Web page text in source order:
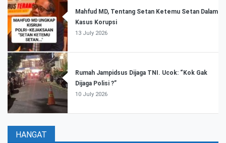
Mahfud MD, Tentang Setan Ketemu Setan Dalam
Kasus Korupsi
13 July 2026
Rumah Jampidsus Dijaga TNI. Ucok: “Kok Gak
Dijaga Polisi ?”
10 July 2026
HANGAT